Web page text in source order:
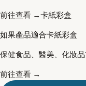
前往查看 →卡紙彩盒
如果產品適合卡紙彩盒
保健食品、醫美、化妝品
前往查看 →